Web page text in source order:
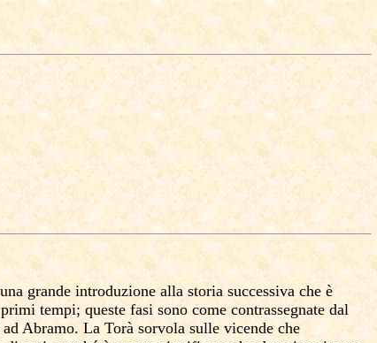
grande introduzione alla storia successiva che è
tempi; queste fasi sono come contrassegnate dal
Abramo. La Torà sorvola sulle vicende che